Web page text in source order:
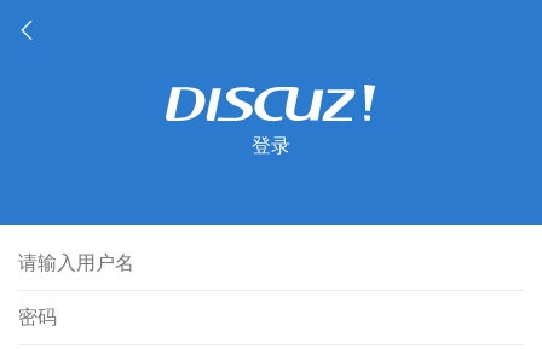
登录